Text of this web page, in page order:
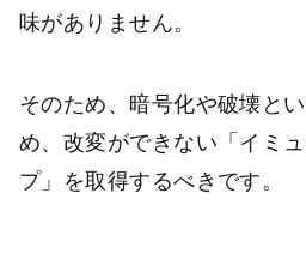
味がありません。
そのため、暗号化や破壊と
め、改変ができない「イミ
プ」を取得するべきです。